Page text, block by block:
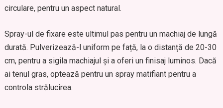
circulare, pentru un aspect natural.
Spray-ul de fixare este ultimul pas pentru un machiaj de lungă
durată. Pulverizează-l uniform pe față, la o distanță de 20-30
cm, pentru a sigila machiajul și a oferi un finisaj luminos. Dacă
ai tenul gras, optează pentru un spray matifiant pentru a
controla strălucirea.